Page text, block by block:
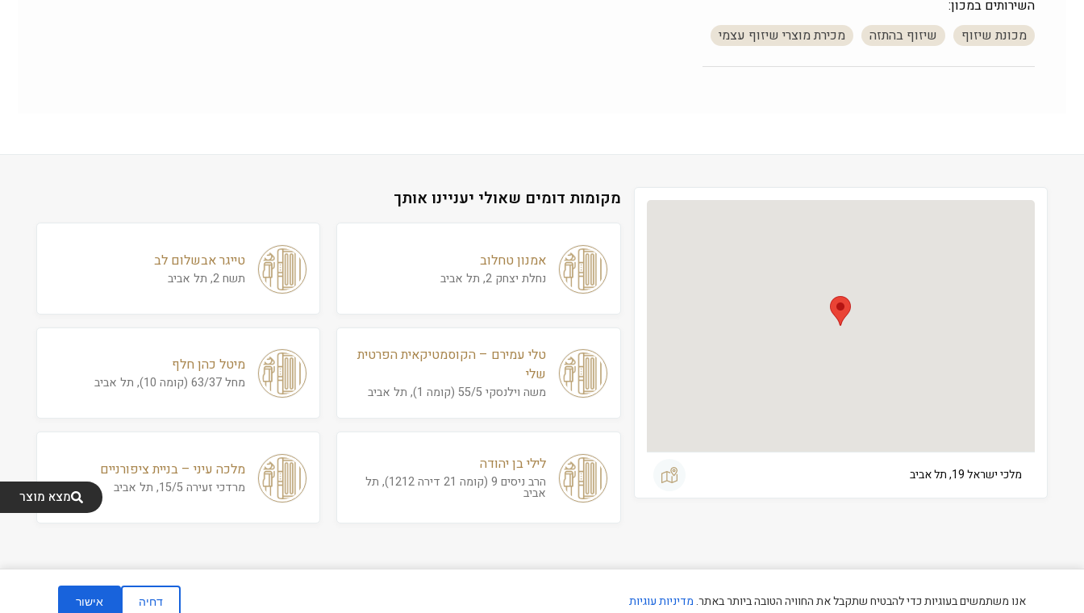
שישי
0:00
השירותים במכון:
מכונת שיזוף
שיזוף בהתזה מכירת מוצרי שיזוף עצמי
מלכי ישראל 19, תל אביב
מקומות דומים שאולי יעניינו אותך
אמנון טחלוב
נחלת יצחק 2, תל אביב
טייגר אבשלום לב
תשח 2, תל אביב
טלי עמירם – הקוסמטיקאית הפרטית
שלי
משה וילנסקי 55/5 (קומה 1), תל אביב
מיטל כהן חלף
מחל 63/37 (קומה 10), תל אביב
לילי בן יהודה
הרב ניסים 9 (קומה 21 דירה 1212), תל
אביב
מלכה עיני – בניית ציפורניים
מרדכי זעירה 15/5, תל אביב
כל הזכויות שמורות לטופ סאן שירותים בע"מ © 2026 מדיניות פרטיות|תנאי שימוש
מצא מוצר
אנו משתמשים בעוגיות כדי להבטיח שתקבל את החוויה הטובה ביותר באתר.מדיניות עוגיות דחיה אישור